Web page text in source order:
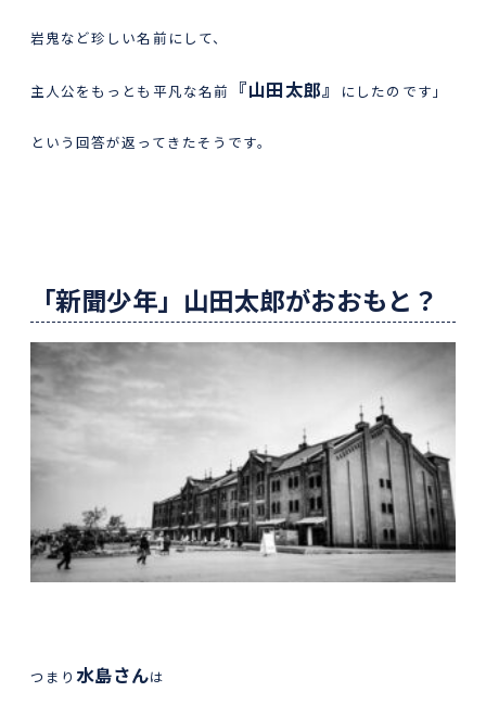
岩鬼など珍しい名前にして、
主人公をもっとも平凡な名前 『山田太郎』 にしたのです」
という回答が返ってきたそうです。
「新聞少年」山田太郎がおおもと？
つまり 水島さんは